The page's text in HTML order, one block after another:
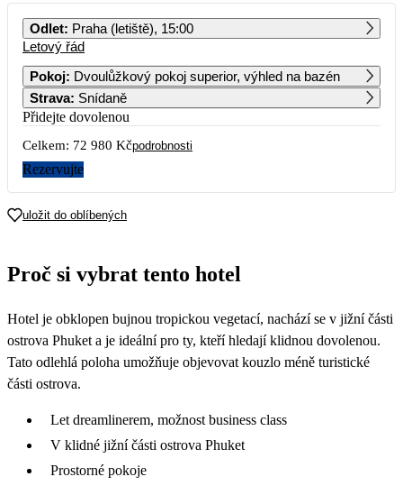
PO ÚT ST ČT PÁ SO NE
2
9 10 11
16 17 18 19 20 21 22
30
Odlet: Praha (letiště), 15:00
Letový řád
Pokoj: Dvoulůžkový pokoj superior, výhled na bazén
Strava: Snídaně
Přidejte dovolenou
Celkem: 72 980 Kčpodrobnosti
Rezervujte
uložit do oblíbených
Proč si vybrat tento hotel
Hotel je obklopen bujnou tropickou vegetací, nachází se v jižní části
ostrova Phuket a je ideální pro ty, kteří hledají klidnou dovolenou.
Tato odlehlá poloha umožňuje objevovat kouzlo méně turistické
části ostrova.
Let dreamlinerem, možnost business class
V klidné jižní části ostrova Phuket
Prostorné pokoje